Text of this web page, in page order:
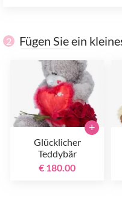
2 Fügen Sie ein
Glücklicher
Teddybär
€ 180.00
+